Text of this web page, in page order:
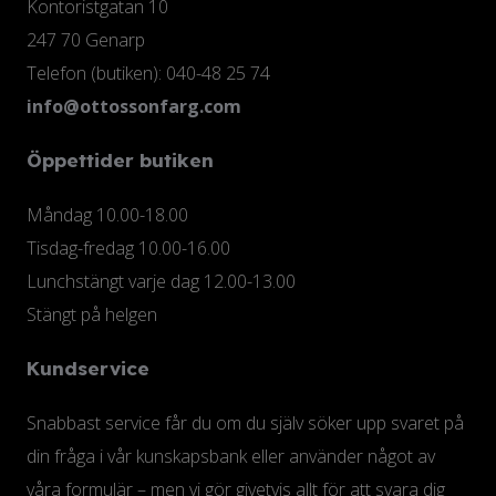
Kontoristgatan 10
247 70 Genarp
Telefon (butiken): 040-48 25 74
info@ottossonfarg.com
Öppettider butiken
Måndag 10.00-18.00
Tisdag-fredag 10.00-16.00
Lunchstängt varje dag 12.00-13.00
Stängt på helgen
Kundservice
Snabbast service får du om du själv söker upp svaret på
din fråga i vår kunskapsbank eller använder något av
våra formulär – men vi gör givetvis allt för att svara dig